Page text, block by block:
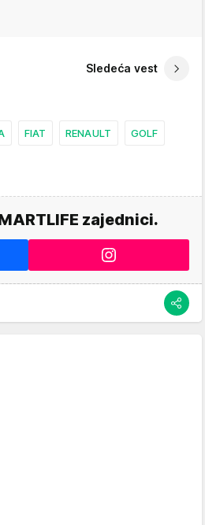
Sledeća vest
FIAT RENAULT GOLF
zajednici.